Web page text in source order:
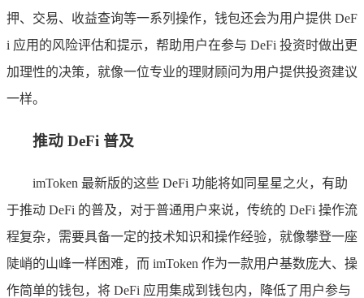
押、交易、收益查询等一系列操作，钱包还会为用户提供 DeF
i 应用的风险评估和提示，帮助用户在参与 DeFi 投资时做出更
加理性的决策，就像一位专业的理财顾问为用户提供投资建议
一样。
推动 DeFi 普及
imToken 最新版的这些 DeFi 功能将如同星星之火，有助
于推动 DeFi 的普及，对于普通用户来说，传统的 DeFi 操作流
程复杂，需要具备一定的技术知识和操作经验，就像攀登一座
陡峭的山峰一样困难，而 imToken 作为一款用户基数庞大、操
作简单的钱包，将 DeFi 应用集成到钱包内，降低了用户参与